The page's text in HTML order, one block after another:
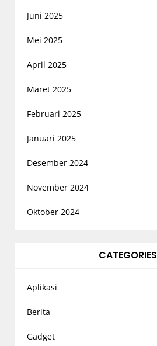
Juni 2025
Mei 2025
April 2025
Maret 2025
Februari 2025
Januari 2025
Desember 2024
November 2024
Oktober 2024
CATEGORIES
Aplikasi
Berita
Gadget